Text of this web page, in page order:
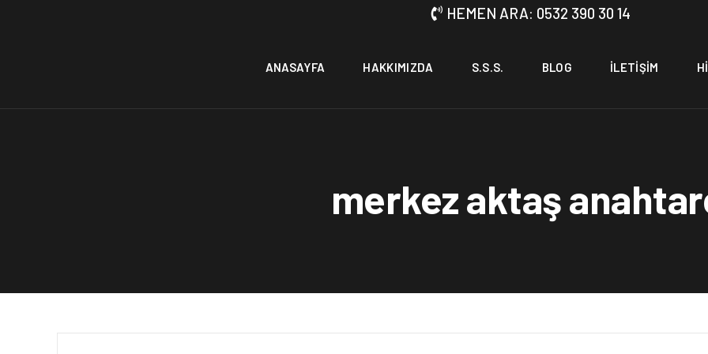
HEMEN ARA: 0532 390 30 14
ANASAYFA HAKKIMIZDA S.S.S. BLOG İLETIŞIM
merkez aktaş